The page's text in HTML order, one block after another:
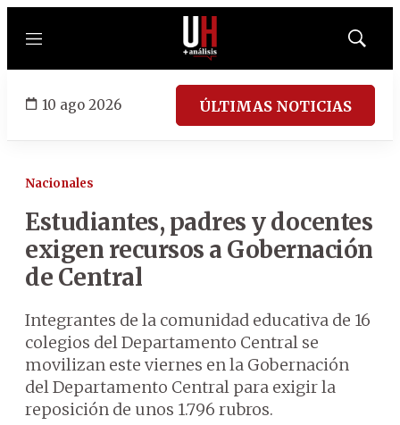
Menú
Mostrar
10 ago 2026 ÚLTIMAS NOTICIAS
Nacionales
Estudiantes, padres y docentes
exigen recursos a Gobernación
de Central
Integrantes de la comunidad educativa de 16
colegios del Departamento Central se
movilizan este viernes en la Gobernación
del Departamento Central para exigir la
reposición de unos 1.796 rubros.